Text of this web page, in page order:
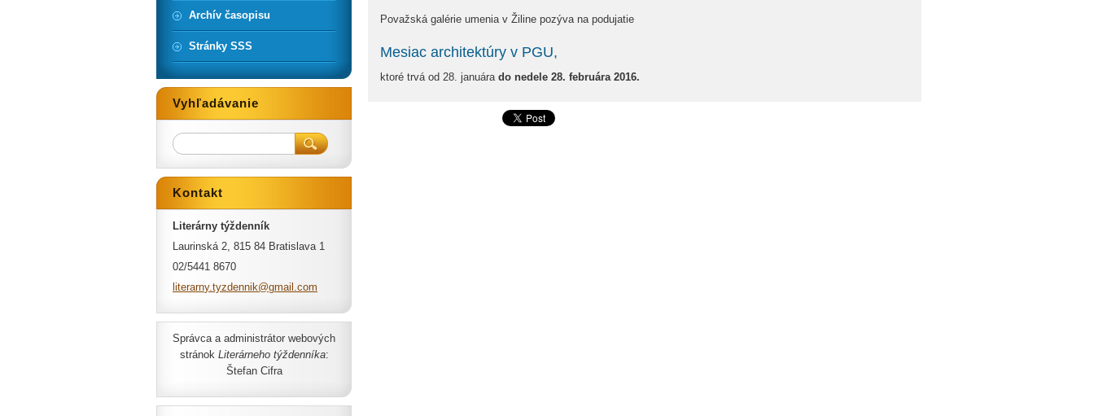
Považská galérie umenia v Žiline pozýva na podujatie
Mesiac architektúry v PGU,
ktoré trvá od 28. januára do nedele 28. februára 2016.
Archív časopisu
Stránky SSS
Vyhľadávanie
Kontakt
Literárny týždenník
Laurinská 2, 815 84 Bratislava 1
02/5441 8670
literarny.tyzdennik@gmai l.com
Správca a administrátor webových
stránok Literárneho týždenníka:
Štefan Cifra